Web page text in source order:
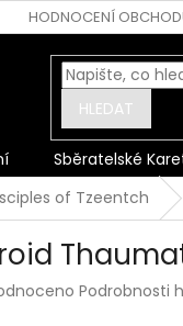
HODNOCENÍ
HLEDAT
Sběratelské
of Tzeentch
Podrobnosti